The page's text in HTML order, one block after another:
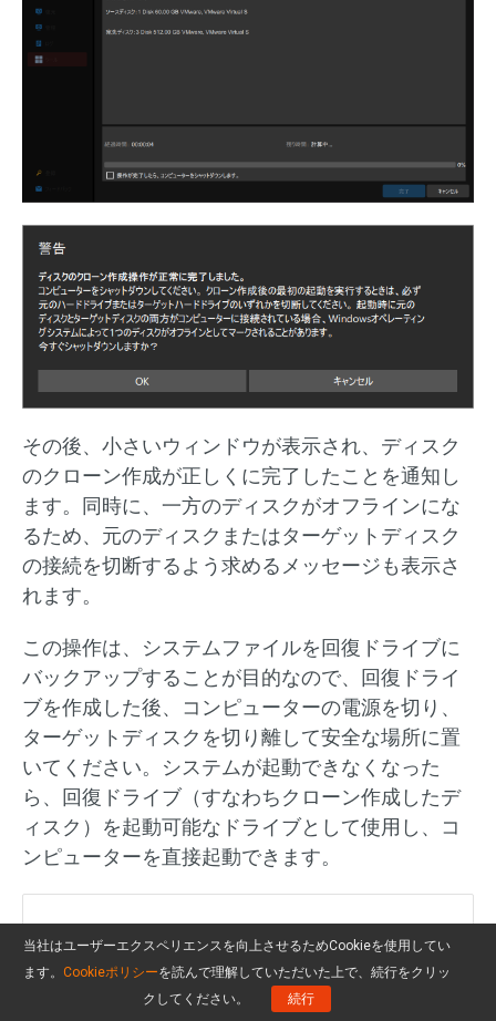
その後、小さいウィンドウが表示され、ディスク
のクローン作成が正しくに完了したことを通知し
ます。同時に、一方のディスクがオフラインにな
るため、元のディスクまたはターゲットディスク
の接続を切断するよう求めるメッセージも表示さ
れます。
この操作は、システムファイルを回復ドライブに
バックアップすることが目的なので、回復ドライ
ブを作成した後、コンピューターの電源を切り、
ターゲットディスクを切り離して安全な場所に置
いてください。システムが起動できなくなった
ら、回復ドライブ（すなわちクローン作成したデ
ィスク）を起動可能なドライブとして使用し、コ
ンピューターを直接起動できます。
システムディスクのクローンは、シス
テムファイルを回復ドライブにバック
アップするための最高の代替方法で
当社はユーザーエクスペリエンスを向上させるためCookieを使用してい
ます。 Cookieポリシーを読んで理解していただいた上で、続行をクリッ
クしてください。
続行